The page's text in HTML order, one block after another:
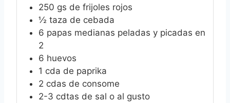
250 gs de frijoles rojos
½ taza de cebada
6 papas medianas peladas y picadas en
2
6 huevos
1 cda de paprika
2 cdas de consome
2-3 cdtas de sal o al gusto